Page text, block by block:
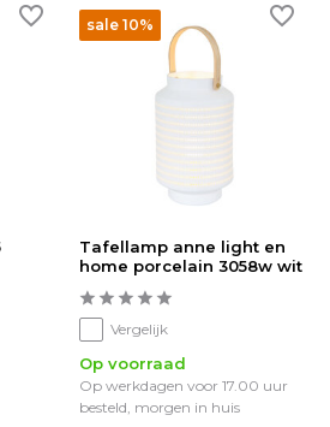
sale 10%
Tafellamp anne light en
home porcelain 3058w wit
Vergelijk
Op voorraad
Op werkdagen voor 17.00 uur
besteld, morgen in huis